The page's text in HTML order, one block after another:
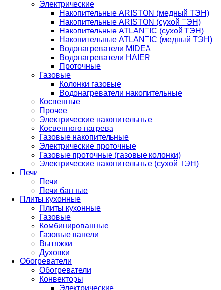
Электрические
Накопительные ARISTON (медный ТЭН)
Накопительные ARISTON (сухой ТЭН)
Накопительные ATLANTIC (сухой ТЭН)
Накопительные ATLANTIC (медный ТЭН)
Водонагреватели MIDEA
Водонагреватели HAIER
Проточные
Газовые
Колонки газовые
Водонагреватели накопительные
Косвенные
Прочее
Электрические накопительные
Косвенного нагрева
Газовые накопительные
Электрические проточные
Газовые проточные (газовые колонки)
Электрические накопительные (сухой ТЭН)
Печи
Печи
Печи банные
Плиты кухонные
Плиты кухонные
Газовые
Комбинированные
Газовые панели
Вытяжки
Духовки
Обогреватели
Обогреватели
Конвекторы
Электрические